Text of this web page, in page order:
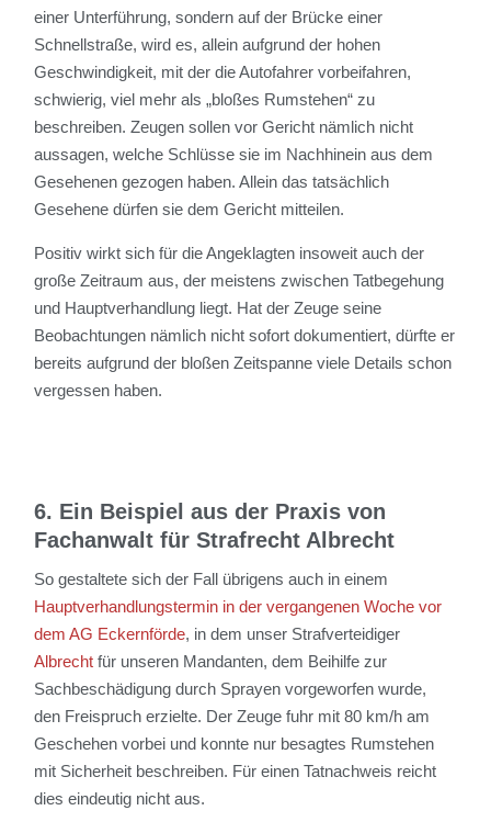
einer Unterführung, sondern auf der Brücke einer
Schnellstraße, wird es, allein aufgrund der hohen
Geschwindigkeit, mit der die Autofahrer vorbeifahren,
schwierig, viel mehr als „bloßes Rumstehen“ zu
beschreiben. Zeugen sollen vor Gericht nämlich nicht
aussagen, welche Schlüsse sie im Nachhinein aus dem
Gesehenen gezogen haben. Allein das tatsächlich
Gesehene dürfen sie dem Gericht mitteilen.
Positiv wirkt sich für die Angeklagten insoweit auch der
große Zeitraum aus, der meistens zwischen Tatbegehung
und Hauptverhandlung liegt. Hat der Zeuge seine
Beobachtungen nämlich nicht sofort dokumentiert, dürfte er
bereits aufgrund der bloßen Zeitspanne viele Details schon
vergessen haben.
6. Ein Beispiel aus der Praxis von
Fachanwalt für Strafrecht Albrecht
So gestaltete sich der Fall übrigens auch in einem
Hauptverhandlungstermin in der vergangenen Woche vor
dem AG Eckernförde, in dem unser Strafverteidiger
Albrecht für unseren Mandanten, dem Beihilfe zur
Sachbeschädigung durch Sprayen vorgeworfen wurde,
den Freispruch erzielte. Der Zeuge fuhr mit 80 km/h am
Geschehen vorbei und konnte nur besagtes Rumstehen
mit Sicherheit beschreiben. Für einen Tatnachweis reicht
dies eindeutig nicht aus.